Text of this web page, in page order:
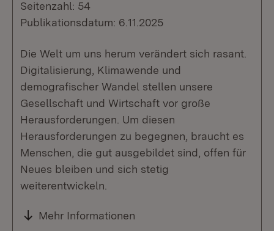
Seitenzahl: 54
Publikationsdatum: 6.11.2025
Die Welt um uns herum verändert sich rasant.
Digitalisierung, Klimawende und
demografischer Wandel stellen unsere
Gesellschaft und Wirtschaft vor große
Herausforderungen. Um diesen
Herausforderungen zu begegnen, braucht es
Menschen, die gut ausgebildet sind, offen für
Neues bleiben und sich stetig
weiterentwickeln.
Mehr Informationen